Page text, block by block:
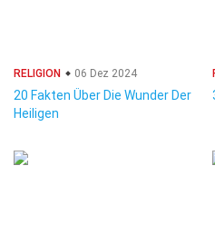
RELIGION 06 Dez 2024
20 Fakten Über Die Wunder Der
Heiligen